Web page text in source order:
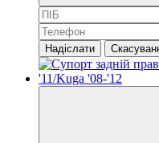
Надіслати